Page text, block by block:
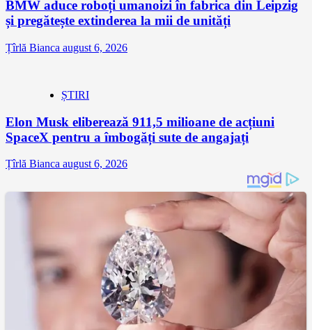
BMW aduce roboți umanoizi în fabrica din Leipzig
și pregătește extinderea la mii de unități
Țîrlă Bianca august 6, 2026
ȘTIRI
Elon Musk eliberează 911,5 milioane de acțiuni
SpaceX pentru a îmbogăți sute de angajați
Țîrlă Bianca august 6, 2026